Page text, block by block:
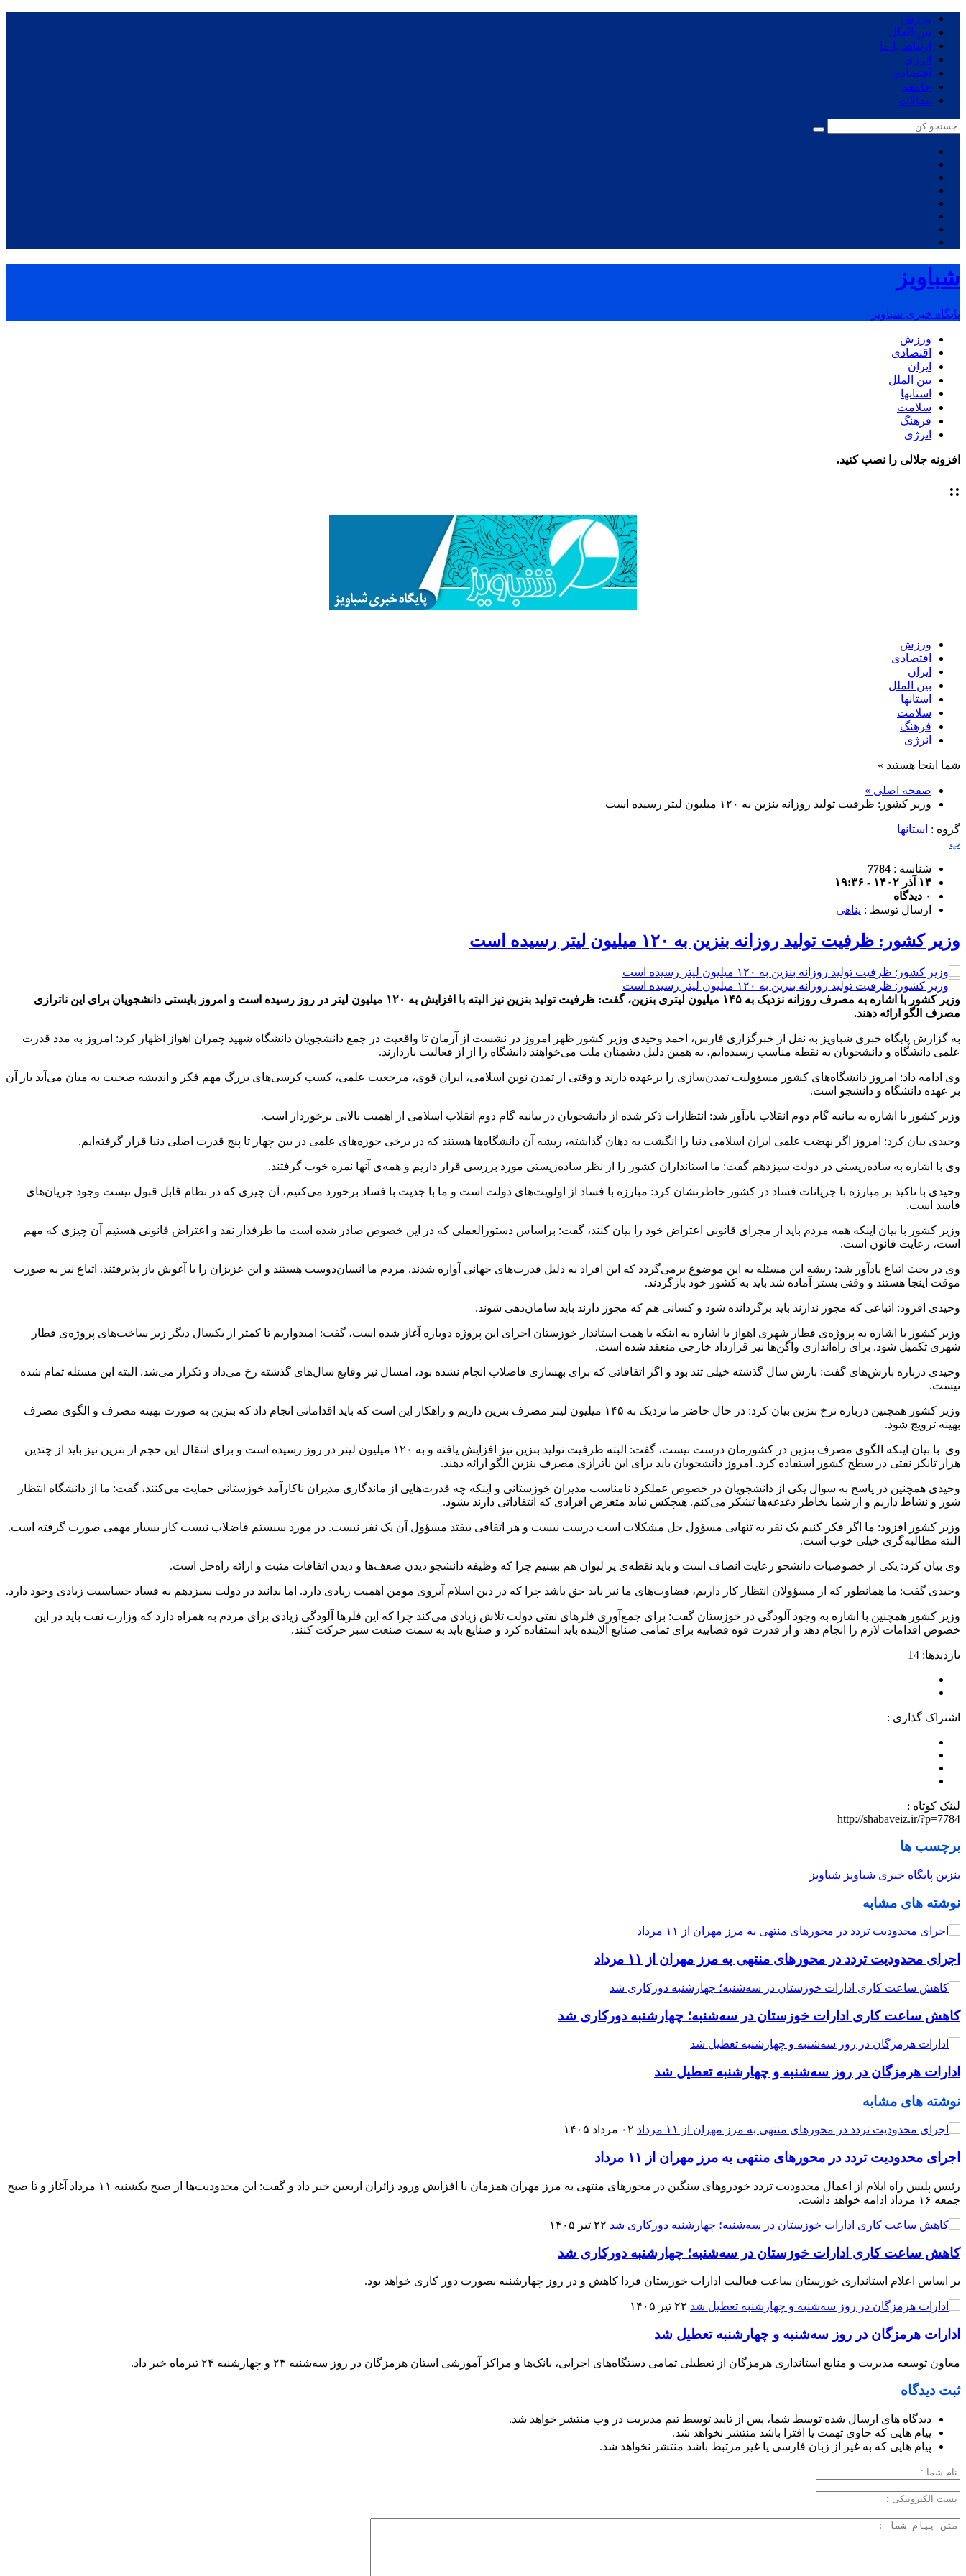
ورزش
بین الملل
ارتباط با ما
انرژی
اقتصادی
جامعه
مقالات
شباویز
پایگاه خبری شباویز
ورزش
اقتصادی
ایران
بین الملل
استانها
سلامت
فرهنگ
انرژی
افزونه جلالی را نصب کنید.
::
ورزش
اقتصادی
ایران
بین الملل
استانها
سلامت
فرهنگ
انرژی
شما اینجا هستید »
صفحه اصلی »
وزیر کشور: ظرفیت تولید روزانه بنزین به ۱۲۰ میلیون لیتر رسیده است
گروه : استانها
پ
شناسه : 7784
۱۴ آذر ۱۴۰۲ - ۱۹:۳۶
۰ دیدگاه
ارسال توسط : پناهی
وزیر کشور: ظرفیت تولید روزانه بنزین به ۱۲۰ میلیون لیتر رسیده است
وزیر کشور با اشاره به مصرف روزانه نزدیک به ۱۴۵ میلیون لیتری بنزین، گفت: ظرفیت تولید بنزین نیز البته با افزایش به ۱۲۰ میلیون لیتر در روز رسیده است و امروز بایستی دانشجویان برای این ناترازی
مصرف الگو ارائه دهند.
به گزارش پایگاه خبری شباویز به نقل از خبرگزاری فارس، احمد وحیدی وزیر کشور ظهر امروز در نشست از آرمان تا واقعیت در جمع دانشجویان دانشگاه شهید چمران اهواز اظهار کرد: امروز به مدد قدرت
علمی دانشگاه‌ و دانشجویان به نقطه مناسب رسیده‌ایم، به همین دلیل دشمنان ملت می‌خواهند دانشگاه را از از فعالیت بازدارند.
وی ادامه داد: امروز دانشگاه‌های کشور مسؤولیت تمدن‌سازی را برعهده دارند و وقتی از تمدن نوین اسلامی، ایران قوی، مرجعیت علمی، کسب کرسی‌های بزرگ مهم فکر و اندیشه صحبت به میان می‌آید بار آن
بر عهده دانشگاه و دانشجو است.
وزیر کشور با اشاره به بیانیه گام دوم انقلاب یادآور شد: انتظارات ذکر شده از دانشجویان در بیانیه گام دوم انقلاب اسلامی از اهمیت بالایی برخوردار است.
وحیدی بیان کرد: امروز اگر نهضت علمی ایران اسلامی دنیا را انگشت به دهان گذاشته، ریشه آن دانشگاه‌ها هستند که در برخی حوزه‌های علمی در بین چهار تا پنج قدرت اصلی دنیا قرار گرفته‌ایم.
وی با اشاره به ساده‌زیستی در دولت سیزدهم گفت: ما استانداران کشور را از نظر ساده‌زیستی مورد بررسی قرار داریم و همه‌ی آنها نمره‌ خوب گرفتند.
وحیدی با تاکید بر مبارزه با جریانات فساد در کشور خاطرنشان کرد: مبارزه با فساد از اولویت‌های دولت است و ما با جدیت با فساد برخورد می‌کنیم، آن چیزی که در نظام قابل قبول نیست وجود جریان‌های
فاسد است.
وزیر کشور با بیان اینکه همه مردم باید از مجرای قانونی اعتراض خود را بیان کنند، گفت: براساس دستورالعملی که در این خصوص صادر شده است ما طرفدار نقد و اعتراض قانونی هستیم آن چیزی که مهم
است، رعایت قانون است.
وی در بحث اتباع یادآور شد: ریشه این مسئله به این موضوع برمی‌گردد که این افراد به دلیل قدرت‌های جهانی آواره شدند. مردم ما انسان‌دوست هستند و این عزیزان را با آغوش باز پذیرفتند. اتباع نیز به صورت
موقت اینجا هستند و وقتی بستر آماده شد باید به کشور خود بازگردند.
وحیدی افزود: اتباعی که مجوز ندارند باید برگردانده شود و کسانی هم که مجوز دارند باید سامان‌دهی شوند.
وزیر کشور با اشاره به پروژه‌ی قطار شهری اهواز با اشاره به اینکه با همت استاندار خوزستان اجرای این پروژه دوباره آغاز شده است، گفت: امیدواریم تا کمتر از یکسال دیگر زیر ساخت‌های پروژه‌ی قطار
شهری تکمیل شود. برای راه‌اندازی واگن‌ها نیز قرارداد خارجی منعقد شده است.
وحیدی درباره بارش‌های گفت: بارش سال گذشته خیلی تند بود و اگر اتفاقاتی که برای بهسازی فاضلاب انجام نشده بود، امسال نیز وقایع سال‌های گذشته رخ می‌داد و تکرار می‌شد. البته این مسئله تمام شده
نیست.
وزیر کشور همچنین درباره نرخ بنزین بیان کرد: در حال حاضر ما نزدیک به ۱۴۵ میلیون لیتر مصرف بنزین داریم و راهکار این است که باید اقداماتی انجام داد که بنزین به صورت بهینه مصرف و الگوی مصرف
بهینه ترویج شود.
وی با بیان اینکه الگوی مصرف بنزین در کشورمان درست نیست، گفت: البته ظرفیت تولید بنزین نیز افزایش یافته و به ۱۲۰ میلیون لیتر در روز رسیده است و برای انتقال این حجم از بنزین نیز باید از چندین
هزار تانکر نفتی در سطح کشور استفاده کرد. امروز دانشجویان باید برای این ناترازی مصرف بنزین الگو ارائه دهند.
وحیدی همچنین در پاسخ به سوال یکی از دانشجویان در خصوص عملکرد نامناسب مدیران خوزستانی و اینکه چه قدرت‌هایی از ماندگاری مدیران ناکارآمد خوزستانی حمایت می‌کنند، گفت: ما از دانشگاه انتظار
شور و نشاط داریم و از شما بخاطر دغدغه‌ها تشکر می‌کنم. هیچکس نباید متعرض افرادی که انتقاداتی دارند بشود.
وزیر کشور افزود: ما اگر فکر کنیم یک نفر به تنهایی مسؤول حل مشکلات است درست نیست و هر اتفاقی بیفتد مسؤول آن یک نفر نیست. در مورد سیستم فاضلاب نیست کار بسیار مهمی صورت گرفته است.
البته مطالبه‌گری خیلی خوب است.
وی بیان کرد: یکی از خصوصیات دانشجو رعایت انصاف است و باید نقطه‌ی پر لیوان هم ببینیم چرا که وظیفه دانشجو دیدن ضعف‌ها و دیدن اتفاقات مثبت و ارائه راه‌حل است.
وحیدی گفت: ما همانطور که از مسؤولان انتظار کار داریم، قضاوت‌های ما نیز باید حق باشد چرا که در دین اسلام آبروی مومن اهمیت زیادی دارد. اما بدانید در دولت سیزدهم به فساد حساسیت زیادی وجود دارد.
وزیر کشور همچنین با اشاره به وجود آلودگی در خوزستان گفت: برای جمع‌آوری فلرهای نفتی دولت تلاش زیادی می‌کند چرا که این فلرها آلودگی زیادی برای مردم به همراه دارد که وزارت نفت باید در این
خصوص اقدامات لازم را انجام دهد و از قدرت قوه قضاییه برای تمامی صنایع آلاینده باید استفاده کرد و صنایع باید به سمت صنعت سبز حرکت کنند.
بازدیدها: 14
اشتراک گذاری :
لینک کوتاه :
http://shabaveiz.ir/?p=7784
برچسب ها
بنزین پایگاه خبری شباویز شباویز
نوشته های مشابه
اجرای محدودیت تردد در محورهای منتهی به مرز مهران از ۱۱ مرداد
کاهش ساعت کاری ادارات خوزستان در سه‌شنبه؛ چهارشنبه دورکاری شد
ادارات هرمزگان در روز سه‌شنبه و چهارشنبه تعطیل شد
نوشته های مشابه
۰۲ مرداد ۱۴۰۵
اجرای محدودیت تردد در محورهای منتهی به مرز مهران از ۱۱ مرداد
رئیس پلیس راه ایلام از اعمال محدودیت تردد خودروهای سنگین در محورهای منتهی به مرز مهران همزمان با افزایش ورود زائران اربعین خبر داد و گفت: این محدودیت‌ها از صبح یکشنبه ۱۱ مرداد آغاز و تا صبح
جمعه ۱۶ مرداد ادامه خواهد داشت.
۲۲ تیر ۱۴۰۵
کاهش ساعت کاری ادارات خوزستان در سه‌شنبه؛ چهارشنبه دورکاری شد
بر اساس اعلام استانداری خوزستان ساعت فعالیت ادارات خوزستان فردا کاهش و در روز چهارشنبه بصورت دور کاری خواهد بود.
۲۲ تیر ۱۴۰۵
ادارات هرمزگان در روز سه‌شنبه و چهارشنبه تعطیل شد
معاون توسعه مدیریت و منابع استانداری هرمزگان از تعطیلی تمامی دستگاه‌های اجرایی، بانک‌ها و مراکز آموزشی استان هرمزگان در روز سه‌شنبه ۲۳ و چهارشنبه ۲۴ تیرماه خبر داد.
ثبت دیدگاه
دیدگاه های ارسال شده توسط شما، پس از تایید توسط تیم مدیریت در وب منتشر خواهد شد.
پیام هایی که حاوی تهمت یا افترا باشد منتشر نخواهد شد.
پیام هایی که به غیر از زبان فارسی یا غیر مرتبط باشد منتشر نخواهد شد.